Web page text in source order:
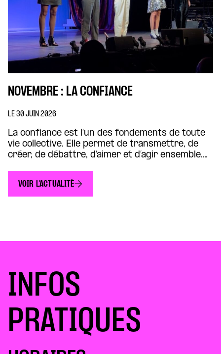
NOVEMBRE : LA CONFIANCE
LE 30 JUIN 2026
La confiance est l’un des fondements de toute
vie collective. Elle permet de transmettre, de
créer, de débattre, d’aimer et d’agir ensemble.
institutions, accompagne les œuvres et donne à
chacun la possibilité de trouver sa place dans le
monde. À l’heure où les démocraties sont
VOIR L'ACTUALITÉ
INFOS
PRATIQUES